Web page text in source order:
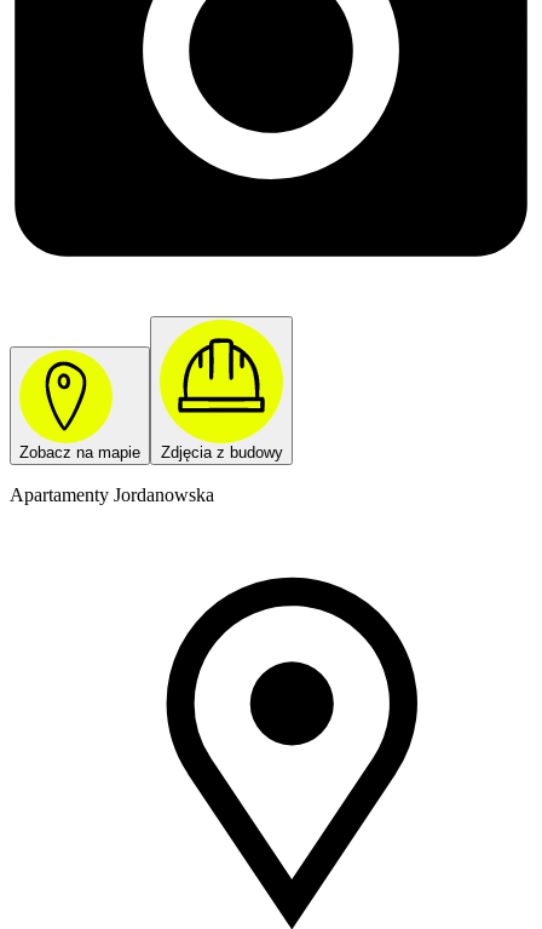
Zobacz na mapie Zdjęcia z budowy
Apartamenty Jordanowska